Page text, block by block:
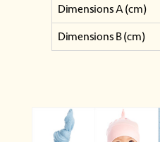
Dimensions A (cm)
Dimensions B (cm)